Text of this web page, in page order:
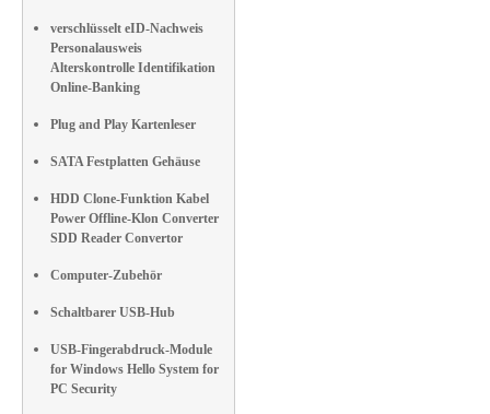
verschlüsselt eID-Nachweis
Personalausweis
Alterskontrolle Identifikation
Online-Banking
Plug and Play Kartenleser
SATA Festplatten Gehäuse
HDD Clone-Funktion Kabel
Power Offline-Klon Converter
SDD Reader Convertor
Computer-Zubehör
Schaltbarer USB-Hub
USB-Fingerabdruck-Module
for Windows Hello System for
PC Security